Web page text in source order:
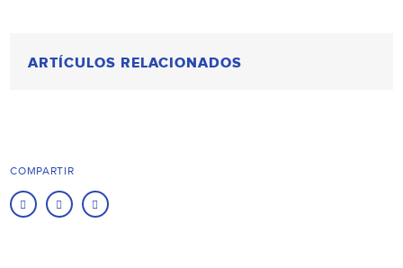
ARTÍCULOS RELACIONADOS
COMPARTIR